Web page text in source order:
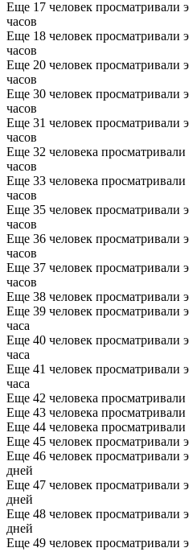
Еще 17 человек просматривали
часов
Еще 18 человек просматривали
часов
Еще 20 человек просматривали
часов
Еще 30 человек просматривали
часов
Еще 31 человек просматривали
часов
Еще 32 человека просматривали
часов
Еще 33 человека просматривали
часов
Еще 35 человек просматривали
часов
Еще 36 человек просматривали
часов
Еще 37 человек просматривали
часов
Еще 38 человек просматривали
Еще 39 человек просматривали
часа
Еще 40 человек просматривали
часа
Еще 41 человек просматривали
часа
Еще 42 человека просматривали
Еще 43 человека просматривали
Еще 44 человека просматривали
Еще 45 человек просматривали
Еще 46 человек просматривали
дней
Еще 47 человек просматривали
дней
Еще 48 человек просматривали
дней
Еще 49 человек просматривали